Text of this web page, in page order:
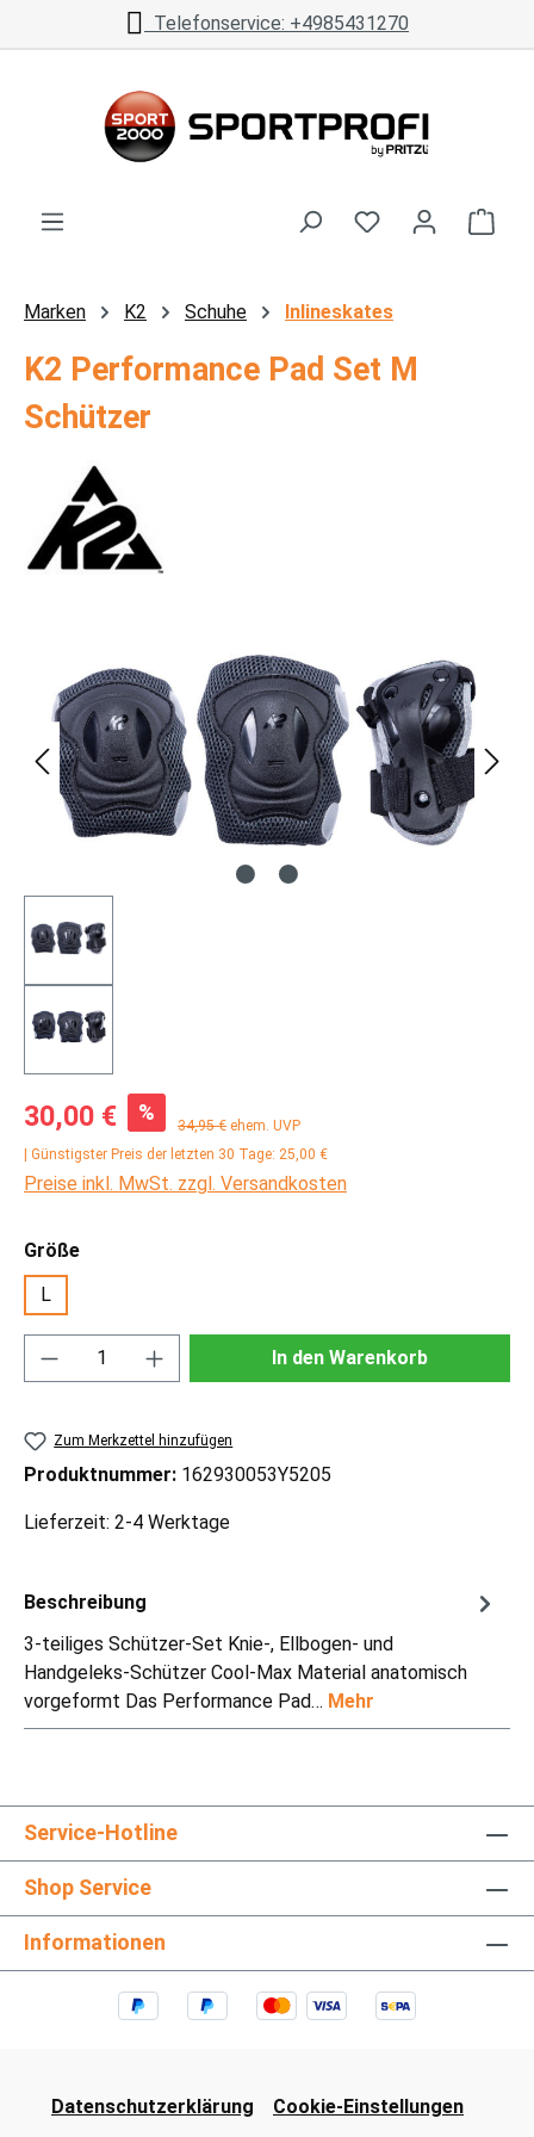
Zum Hauptinhalt springenTelefonservice: +4985431270
Marken K2 Schuhe Inlineskates
K2 Performance Pad Set M
Schützer
Verkaufspreis:
30,00 € % Regulärer Preis:
34,95 € ehem. UVP
| Günstigster Preis der letzten 30 Tage: 25,00 €
Preise inkl. MwSt. zzgl. Versandkosten
Größeauswählen
L
Produkt Anzahl: Gib den gewünschten
In den Warenkorb
Zum Merkzettel hinzufügen
Produktnummer: 162930053Y5205
Lieferzeit: 2-4 Werktage
Beschreibung
3-teiliges Schützer-Set Knie-, Ellbogen- und
Handgeleks-Schützer Cool-Max Material anatomisch
vorgeformt Das Performance Pad… Mehr
Service-Hotline
Shop Service
Informationen
Datenschutzerklärung
Cookie-Einstellungen